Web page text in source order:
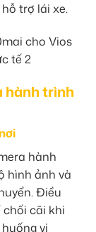
trợ lái xe.
hành trình
hành
hình ảnh và
Điều
cãi khi
vi